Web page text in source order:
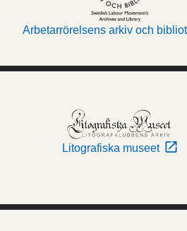
Arbetarrörelsens arkiv och
Litografiska museet